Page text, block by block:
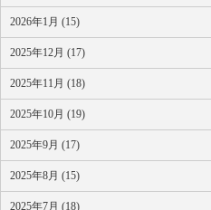
2026年1月 (15)
2025年12月 (17)
2025年11月 (18)
2025年10月 (19)
2025年9月 (17)
2025年8月 (15)
2025年7月 (18)